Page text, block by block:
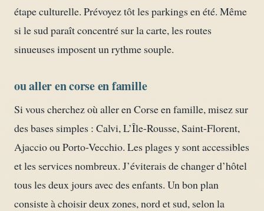
étape culturelle. Prévoyez tôt les parkings en été. Même
si le sud paraît concentré sur la carte, les routes
sinueuses imposent un rythme souple.
ou aller en corse en famille
Si vous cherchez où aller en Corse en famille, misez sur
des bases simples : Calvi, L’Île-Rousse, Saint-Florent,
Ajaccio ou Porto-Vecchio. Les plages y sont accessibles
et les services nombreux. J’éviterais de changer d’hôtel
tous les deux jours avec des enfants. Un bon plan
consiste à choisir deux zones, nord et sud, selon la